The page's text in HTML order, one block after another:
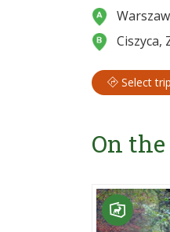
Ciszyca,
Select trip
On